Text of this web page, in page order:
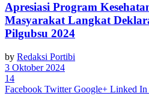
Apresiasi Program
Masyarakat Langkat
Pilgubsu 2024
by Redaksi Portibi
3 Oktober 2024
14
Facebook Twitter Google+ Linked In